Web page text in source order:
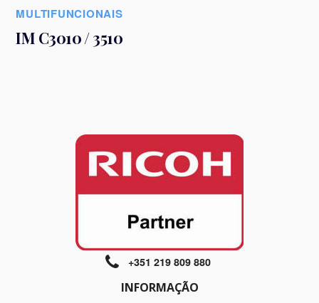
MULTIFUNCIONAIS
IM C3010 / 3510
+351 219 809 880
INFORMAÇÃO